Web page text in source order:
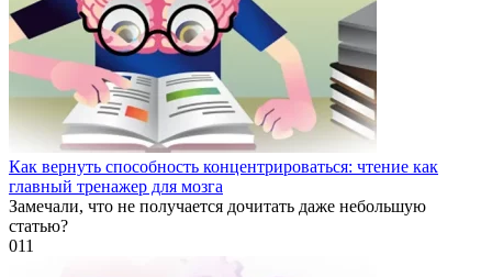
Как вернуть способность концентрироваться: чтение как
главный тренажер для мозга
Замечали, что не получается дочитать даже небольшую
статью?
011